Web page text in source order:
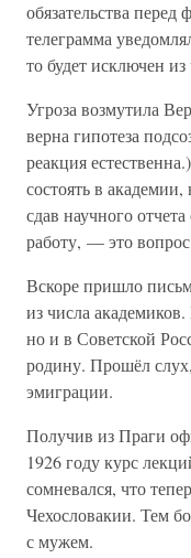
обязательства
телеграмма
то будет исключен
Угроза возмутила
верна гипотеза
реакция
состоять в
сдав научного
работу, — это вопрос
Вскоре пришло
из числа
но и в Советской
родину. Прошёл
эмиграции.
Получив из Праги
1926 году курс
сомневался, что
Чехословакии. Тем
с мужем.